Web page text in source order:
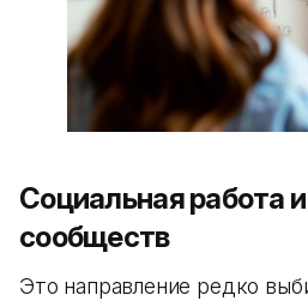
Социальная работа
сообществ
Это направление редко